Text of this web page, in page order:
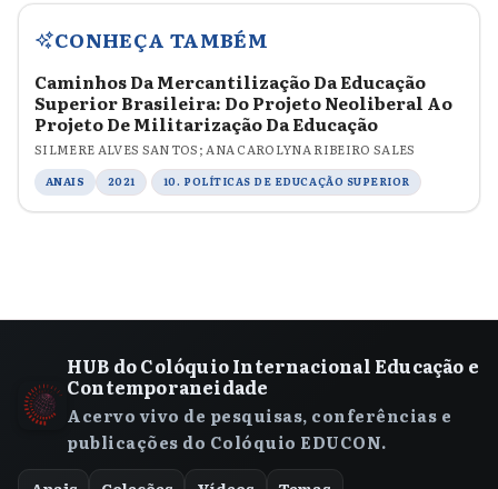
CONHEÇA TAMBÉM
Caminhos Da Mercantilização Da Educação
Superior Brasileira: Do Projeto Neoliberal Ao
Projeto De Militarização Da Educação
SILMERE ALVES SANTOS; ANA CAROLYNA RIBEIRO SALES
ANAIS 2021 10. POLÍTICAS DE EDUCAÇÃO SUPERIOR
HUB do Colóquio Internacional Educação e
Contemporaneidade
Acervo vivo de pesquisas, conferências e
publicações do Colóquio EDUCON.